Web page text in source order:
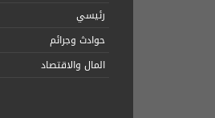
رئيسي
حوادث وجرائم
المال والاقتصاد